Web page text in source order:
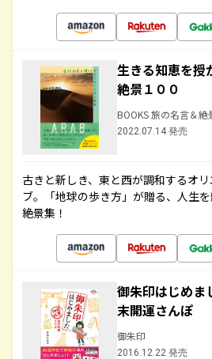
生きる知恵を授
絶景１００
BOOKS 旅の名言＆絶
2022.07.14 発売
古きと新しき、東と西が調和するオ
ブ。「地球の歩き方」が贈る、人生
絶景集！
御朱印はじめ
末開運さんぽ
御朱印
2016.12.22 発売